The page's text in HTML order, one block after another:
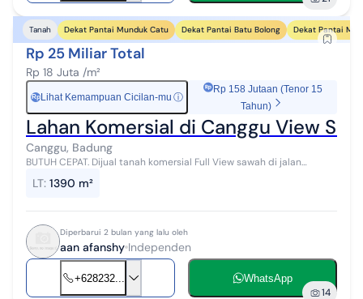
Tanah Dekat Pantai Munduk Catu Dekat Pantai Batu Bolong Dekat Pantai
Rp 25 Miliar Total
Rp 18 Juta /m²
Rp Lihat Kemampuan Cicilan-mu ⓘ
Rp 158 Jutaan (Tenor 15
Tahun)
Lahan Komersial di Canggu View
Canggu, Badung
BUTUH CEPAT. Dijual tanah komersial Full View sawah di jalan
pantai dan find beach ...
LT: 1390 m²
Diperbarui 2 bulan yang lalu oleh
aan afanshy Independen
+628232... WhatsApp
14